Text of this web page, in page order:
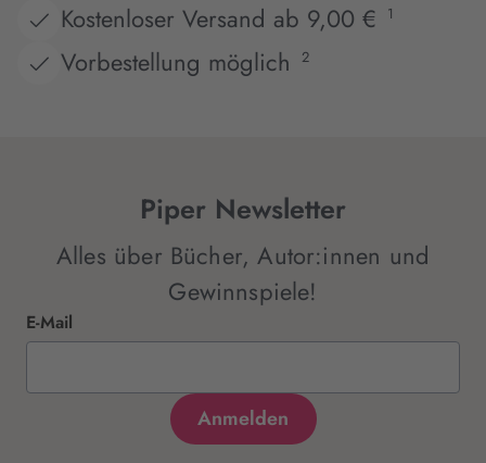
Kostenloser Versand ab 9,00 €
1
Vorbestellung möglich 2
Piper Newsletter
Alles über Bücher, Autor:innen und
Gewinnspiele!
E-Mail